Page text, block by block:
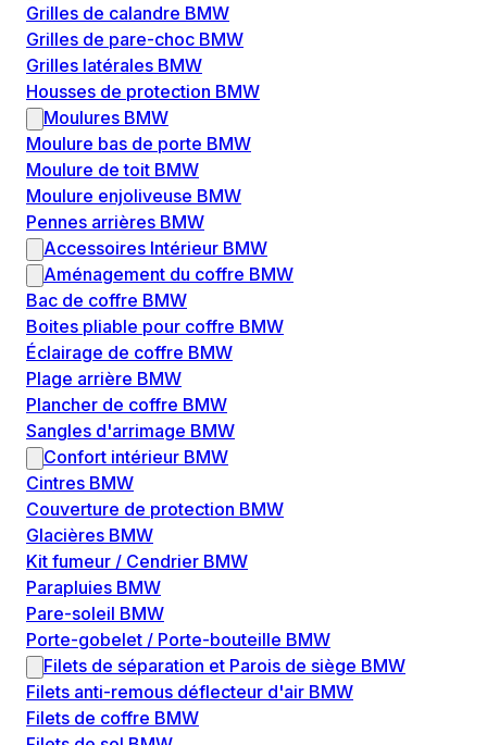
Grilles de calandre BMW
Grilles de pare-choc BMW
Grilles latérales BMW
Housses de protection BMW
Moulures BMW
Moulure bas de porte BMW
Moulure de toit BMW
Moulure enjoliveuse BMW
Pennes arrières BMW
Accessoires Intérieur BMW
Aménagement du coffre BMW
Bac de coffre BMW
Boites pliable pour coffre BMW
Éclairage de coffre BMW
Plage arrière BMW
Plancher de coffre BMW
Sangles d'arrimage BMW
Confort intérieur BMW
Cintres BMW
Couverture de protection BMW
Glacières BMW
Kit fumeur / Cendrier BMW
Parapluies BMW
Pare-soleil BMW
Porte-gobelet / Porte-bouteille BMW
Filets de séparation et Parois de siège BMW
Filets anti-remous déflecteur d'air BMW
Filets de coffre BMW